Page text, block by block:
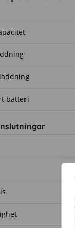
batteri